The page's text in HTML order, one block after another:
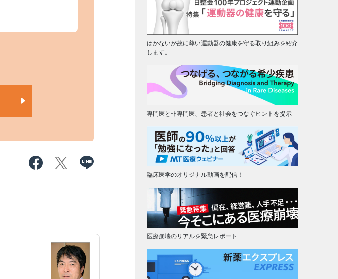
はかないが故に尊い運動器の健康を守る取り組みを紹介
します。
専門医と非専門医、患者と社会をつなぐヒントを提示
臨床医学のオリジナル動画を配信！
医療崩壊のリアルを緊急レポート